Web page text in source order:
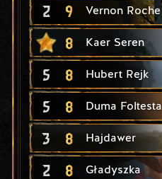
2 9 Vernon Roche
8 Kaer Seren
5 8 Hubert Rejk
5 8 Duma Foltesta
3 8 Hajdawer
2 8 Gładyszka